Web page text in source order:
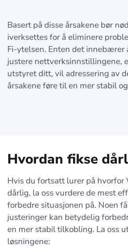
Basert på disse årsakene bør
iverksettes for å eliminere
Fi-ytelsen. Enten det innebærer
justere nettverksinnstillingene,
utstyret ditt, vil adressering av
årsakene føre til en mer stabil
Hvordan fikse
Hvis du fortsatt lurer på hvorfor
dårlig, la oss vurdere de mest
forbedre situasjonen på. Noen
justeringer kan betydelig
en mer stabil tilkobling. La oss
løsningene: